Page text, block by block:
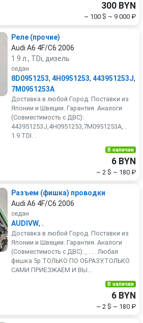
300 BYN
~ 100 $ ~ 9 000 ₽
Реле (прочие)
Audi A6 4F/C6 2006
1.9 л., TDi, дизель
седан
8D0951253, 4H0951253, 443951253J,
7M0951253A
Доставка в любой Город. Поставки из
Японии и Швеции. Гарантия. Аналоги
(Совместимость с ДВС):
443951253J,4H0951253,7M0951253A, .
1.9 TDI. .
В наличии
6 BYN
~ 2 $ ~ 180 ₽
Разъем (фишка) проводки
Audi A6 4F/C6 2006
седан
AUDIVW, .
Доставка в любой Город. Поставки из
Японии и Швеции. Гарантия. Аналоги
(Совместимость с ДВС): , . . . Любая
фишка 5р.ТОЛЬКО ПО ОБРАЗУ.ТОЛЬКО
САМИ ПРИЕЗЖАЕМ И ВЫ...
В наличии
6 BYN
~ 2 $ ~ 180 ₽